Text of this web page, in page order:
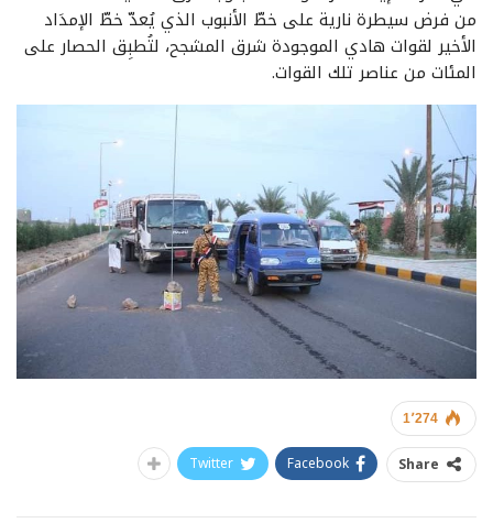
من فرض سيطرة نارية على خطّ الأنبوب الذي يُعدّ خطّ الإمدَاد
الأخير لقوات هادي الموجودة شرق المشجح، لتُطبِق الحصار على
المئات من عناصر تلك القوات.
1٬274
Share
Facebook
Twitter